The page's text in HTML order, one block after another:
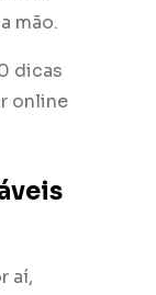
mão.
dicas
online
aí,